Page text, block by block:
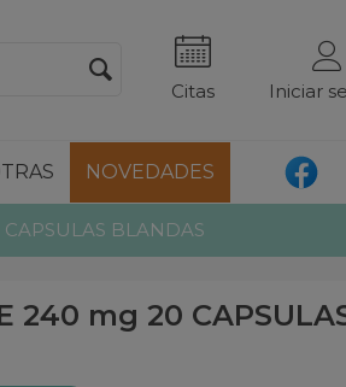
Citas Iniciar
NOVEDADES
BLANDAS
240 mg 20